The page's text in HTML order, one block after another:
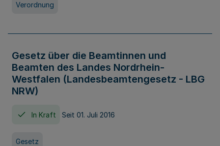
Verordnung
Gesetz über die Beamtinnen und
Beamten des Landes Nordrhein-
Westfalen (Landesbeamtengesetz - LBG
NRW)
In Kraft Seit 01. Juli 2016
Gesetz